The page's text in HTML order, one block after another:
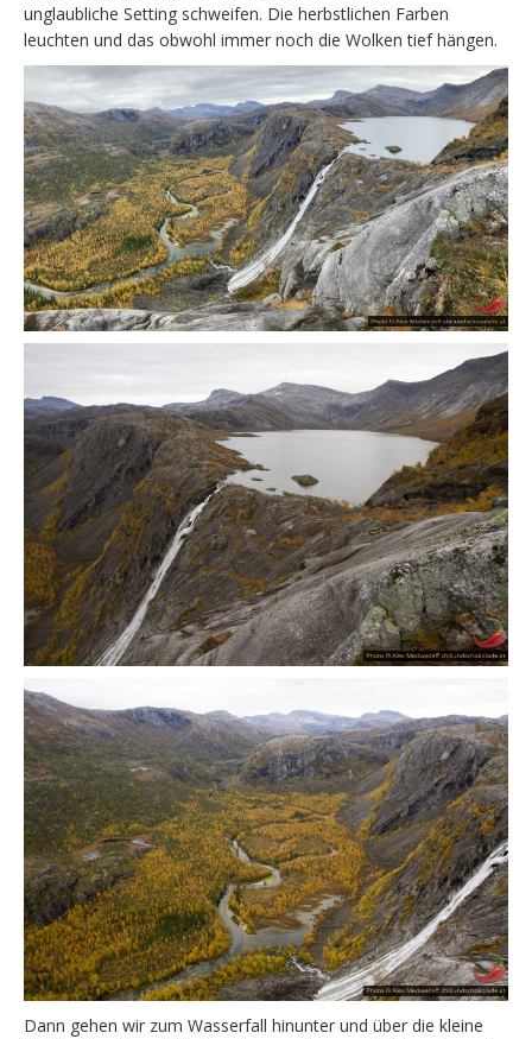
unglaubliche Setting schweifen. Die herbstlichen Farben
leuchten und das obwohl immer noch die Wolken tief hängen.
Dann gehen wir zum Wasserfall hinunter und über die kleine